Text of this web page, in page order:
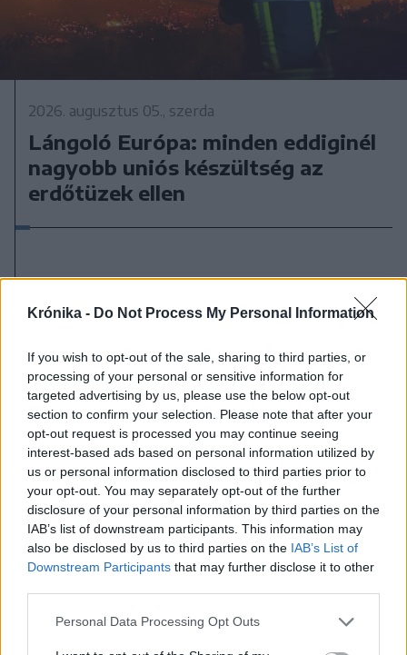
Krónika - Do Not Process My Personal Information
If you wish to opt-out of the sale, sharing to third parties, or
processing of your personal or sensitive information for
targeted advertising by us, please use the below opt-out
section to confirm your selection. Please note that after your
opt-out request is processed you may continue seeing
interest-based ads based on personal information utilized by
us or personal information disclosed to third parties prior to
your opt-out. You may separately opt-out of the further
disclosure of your personal information by third parties on the
IAB’s list of downstream participants. This information may
also be disclosed by us to third parties on the IAB’s List of
Downstream Participants that may further disclose it to other
Personal Data Processing Opt Outs
2026. augusztus 05., szerda
Lángoló Európa: minden eddiginél
nagyobb uniós készültség az
erdőtüzek ellen
2026. július 31., péntek
Szintet lépett a román–ukrán
együttműködés a közös
dróngyártással